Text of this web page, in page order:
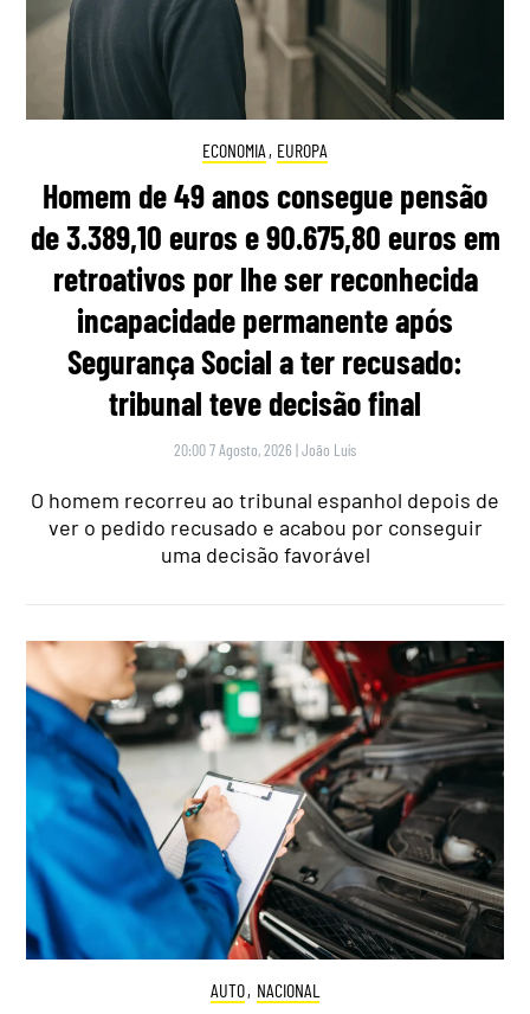
ECONOMIA , EUROPA
Homem de 49 anos consegue pensão
de 3.389,10 euros e 90.675,80 euros em
retroativos por lhe ser reconhecida
incapacidade permanente após
Segurança Social a ter recusado:
tribunal teve decisão final
20:00 7 Agosto, 2026 |João Luís
O homem recorreu ao tribunal espanhol depois de
ver o pedido recusado e acabou por conseguir
uma decisão favorável
AUTO, NACIONAL